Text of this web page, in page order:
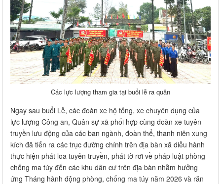
Các lực lượng tham gia tại buổi lễ ra quân
Ngay sau buổi Lễ, các đoàn xe hộ tống, xe chuyên dụng của
lực lượng Công an, Quân sự xã phối hợp cùng đoàn xe tuyên
truyền lưu động của các ban ngành, đoàn thể, thanh niên xung
kích đã tiến ra các trục đường chính trên địa bàn xã diễu hành
thực hiện phát loa tuyên truyền, phát tờ rơi về pháp luật phòng
chống ma túy đến các khu dân cư trên địa bàn nhằm hưởng
ứng Tháng hành động phòng, chống ma túy năm 2026 và răn